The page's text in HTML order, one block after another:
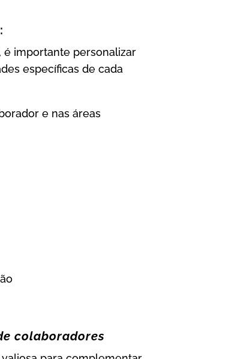
é importante personalizar
específicas de cada
e nas áreas
colaboradores